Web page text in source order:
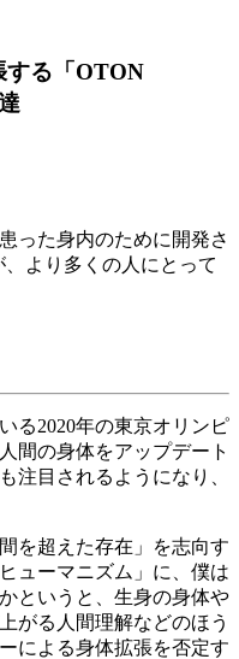
する「OTON
った身内のために開発さ
より多くの人にとって
る2020年の東京オリンピ
間の身体をアップデート
注目されるようになり、
を超えた存在」を志向す
ューマニズム」に、僕は
というと、生身の身体や
がる人間理解などのほう
による身体拡張を否定す